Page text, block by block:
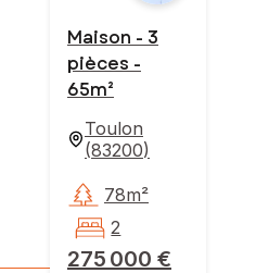
Maison - 3
pièces -
65m²
Toulon
(83200)
275 000 €
78m²
2